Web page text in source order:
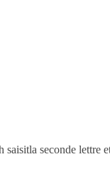
saisitla seconde